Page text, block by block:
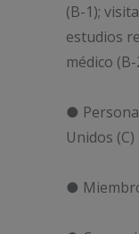
(B-1);
estudios
médico (B-
●
Unidos (C)
●